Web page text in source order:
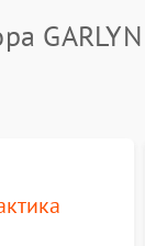
GARLYN